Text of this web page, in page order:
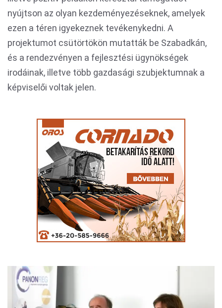
nyújtson az olyan kezdeményezéseknek, amelyek
ezen a téren igyekeznek tevékenykedni. A
projektumot csütörtökön mutatták be Szabadkán,
és a rendezvényen a fejlesztési ügynökségek
irodáinak, illetve több gazdasági szubjektumnak a
képviselői voltak jelen.